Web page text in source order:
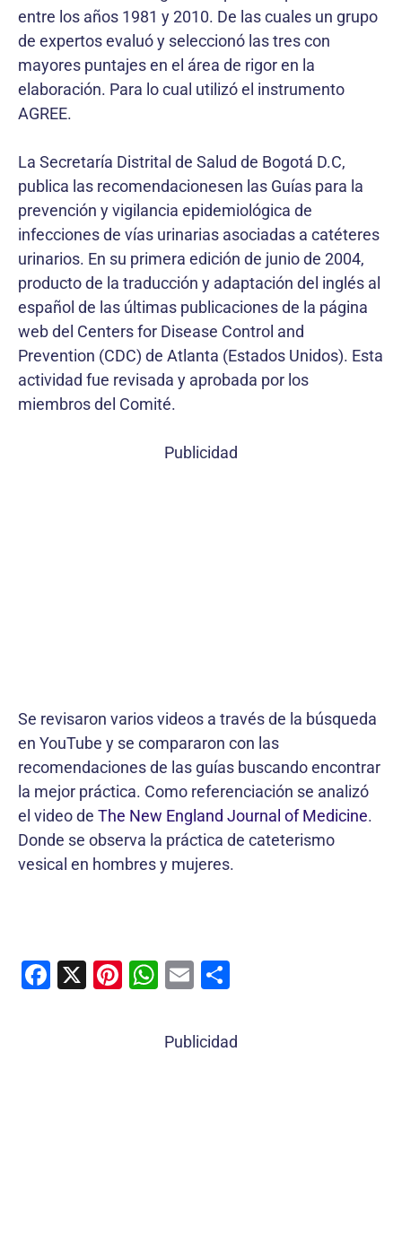
entre los años 1981 y 2010. De las cuales un grupo
de expertos evaluó y seleccionó las tres con
mayores puntajes en el área de rigor en la
elaboración. Para lo cual utilizó el instrumento
AGREE.
La Secretaría Distrital de Salud de Bogotá D.C,
publica las recomendacionesen las Guías para la
prevención y vigilancia epidemiológica de
infecciones de vías urinarias asociadas a catéteres
urinarios. En su primera edición de junio de 2004,
producto de la traducción y adaptación del inglés al
español de las últimas publicaciones de la página
web del Centers for Disease Control and
Prevention (CDC) de Atlanta (Estados Unidos). Esta
actividad fue revisada y aprobada por los
miembros del Comité.
Publicidad
Se revisaron varios videos a través de la búsqueda
en YouTube y se compararon con las
recomendaciones de las guías buscando encontrar
la mejor práctica. Como referenciación se analizó
el video de The New England Journal of Medicine.
Donde se observa la práctica de cateterismo
vesical en hombres y mujeres.
F
X
Pi W
at
E
ai m
Publicidad